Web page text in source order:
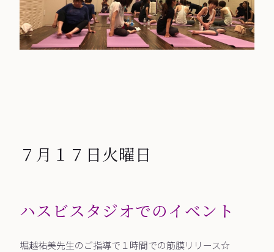
７月１７日火曜日
ハスビスタジオでのイベント
堀越祐美先生のご指導で１時間での筋膜リリース☆